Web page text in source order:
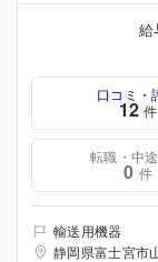
給
口コミ・
12 件
転職・中
0 件
輸送用機器
静岡県富士宮市